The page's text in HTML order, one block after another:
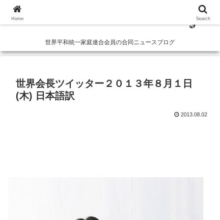
世界平和統一家庭連合会員の合同ニュースブログ
世界会長ツイッター２０１３年８月１日
(木) 日本語訳
2013.08.02
Home Search